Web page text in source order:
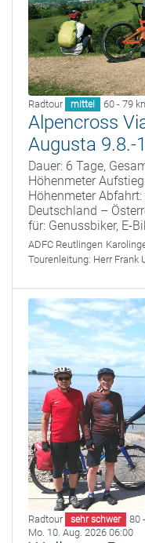
Radtour mittel 60 - 79
Alpencross
Augusta 9.8.-
Dauer: 6 Tage,
Höhenmeter
Höhenmeter
Deutschland –
für: Genussbiker, E-
ADFC Reutlingen
Tourenleitung: Herr Frank
Radtour sehr schwer 80
Mo. 10. Aug. 2026 06:00